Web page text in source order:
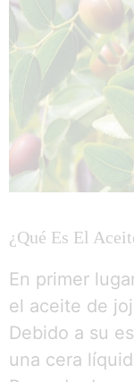
¿Qué Es El
En primer
el aceite de
Debido a su
una cera